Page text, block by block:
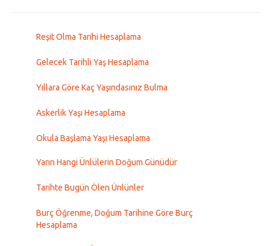
Reşit Olma Tarihi Hesaplama
Gelecek Tarihli Yaş Hesaplama
Yıllara Göre Kaç Yaşındasınız Bulma
Askerlik Yaşı Hesaplama
Okula Başlama Yaşı Hesaplama
Yarın Hangi Ünlülerin Doğum Günüdür
Tarihte Bugün Ölen Ünlünler
Burç Öğrenme, Doğum Tarihine Göre Burç
Hesaplama